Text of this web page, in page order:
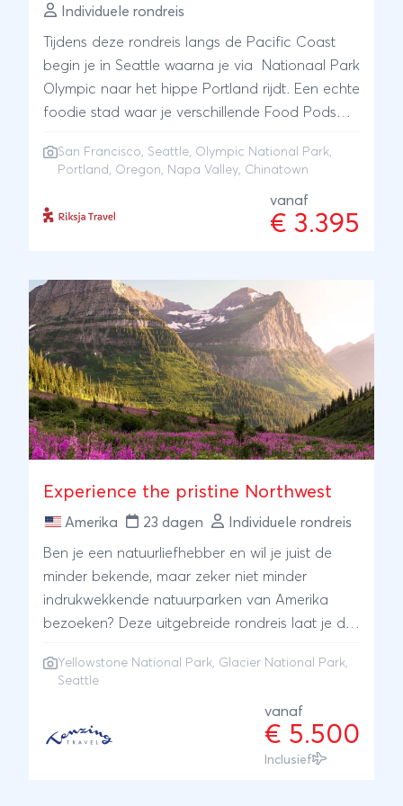
Individuele rondreis
Tijdens deze rondreis langs de Pacific Coast
begin je in Seattle waarna je via Nationaal Park
Olympic naar het hippe Portland rijdt. Een echte
foodie stad waar je verschillende Food Pods
binnenland van Oregon. Eindig je reis in
Valley. Verken tot slot Chinatown in San
Francisco met een local. Slapen doe je in
centraal gelegen in de steden.
San Francisco, Seattle, Olympic National Park,
Portland, Oregon, Napa Valley, Chinatown
vanaf
€ 3.395
Experience the pristine Northwest
Amerika 23 dagen Individuele rondreis
Ben je een natuurliefhebber en wil je juist de
minder bekende, maar zeker niet minder
indrukwekkende natuurparken van Amerika
bezoeken? Deze uitgebreide rondreis laat je de
ervaren, waaronder het wereldberoemde
indrukwekkende Glacier National Park. Na het
zien van besneeuwde bergtoppen, ruige
gletsjers, bergmeren en geisers is het tijd de
Yellowstone National Park, Glacier National Park,
Seattle
vanaf
€ 5.500
Inclusief